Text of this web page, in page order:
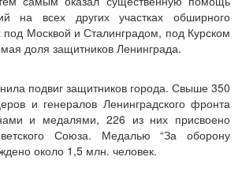
на всех других участках обширного
Москвой и Сталинградом, под Курском
доля защитников Ленинграда.
подвиг защитников города. Свыше 350
и генералов Ленинградского фронта
и медалями, 226 из них присвоено
Союза. Медалью “За оборону
около 1,5 млн. человек.